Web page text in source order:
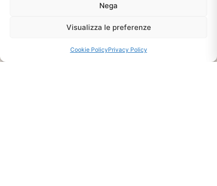
Nega
Visualizza le preferenze
Cookie PolicyPrivacy Policy